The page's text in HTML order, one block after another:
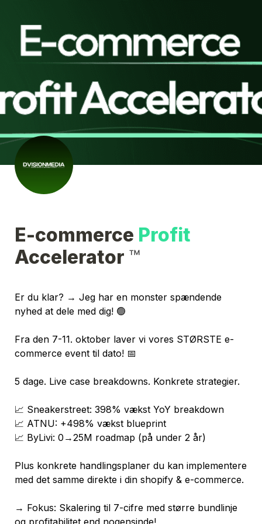
E-commerce
Accelerator ™
Er du klar? → Jeg har en monster spændende
nyhed at dele med dig! 🟢
Fra den 7-11. oktober laver vi vores STØRSTE e-
commerce event til dato! 📅
5 dage. Live case breakdowns. Konkrete strategier.
📈 Sneakerstreet: 398% vækst YoY breakdown
📈 ATNU: +498% vækst blueprint
📈 ByLivi: 0→25M roadmap (på under 2 år)
Plus konkrete handlingsplaner du kan implementere
med det samme direkte i din shopify & e-commerce.
→ Fokus: Skalering til 7-cifre med større bundlinje